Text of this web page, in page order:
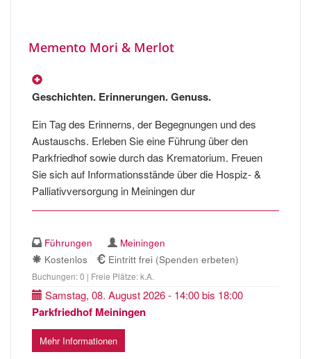
Memento Mori & Merlot
Geschichten. Erinnerungen. Genuss.
Ein Tag des Erinnerns, der Begegnungen und des
Austauschs. Erleben Sie eine Führung über den
Parkfriedhof sowie durch das Krematorium. Freuen
Sie sich auf Informationsstände über die Hospiz- &
Palliativversorgung in Meiningen dur
Führungen
Meiningen
Kostenlos
Eintritt frei (Spenden erbeten)
Buchungen: 0 | Freie Plätze: k.A.
Samstag, 08. August 2026 - 14:00 bis 18:00
Parkfriedhof Meiningen
Mehr Informationen